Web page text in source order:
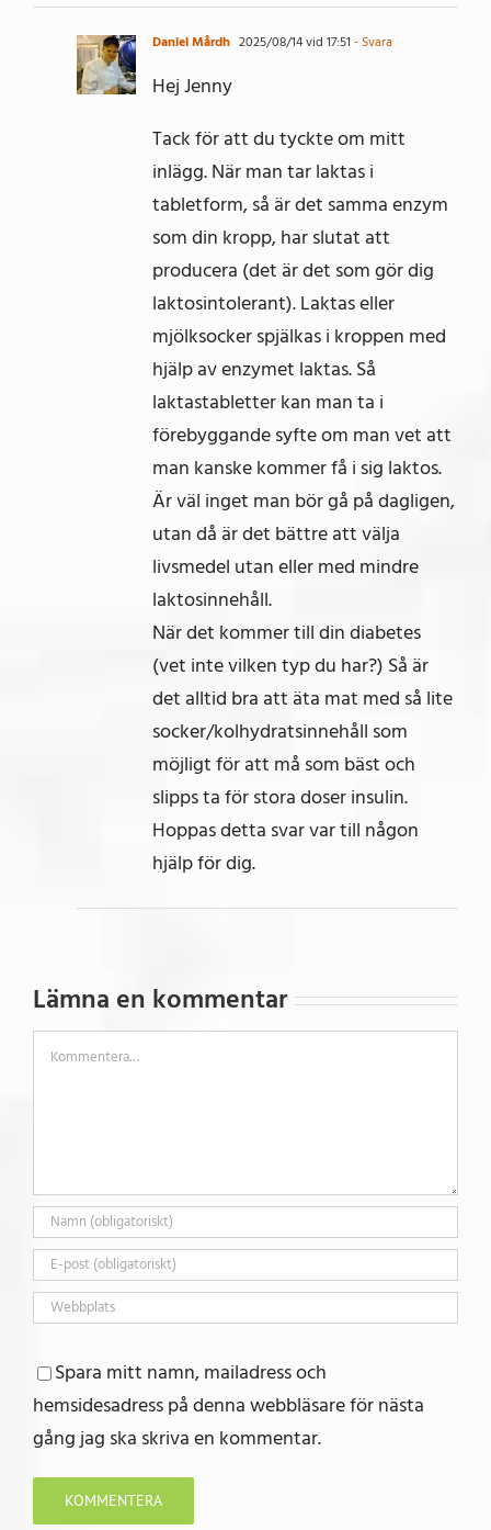
Daniel Mårdh 2025/08/14 vid 17:51 - Svara
Hej Jenny
Tack för att du tyckte om mitt
inlägg. När man tar laktas i
tabletform, så är det samma enzym
som din kropp, har slutat att
producera (det är det som gör dig
laktosintolerant). Laktas eller
mjölksocker spjälkas i kroppen med
hjälp av enzymet laktas. Så
laktastabletter kan man ta i
förebyggande syfte om man vet att
man kanske kommer få i sig laktos.
Är väl inget man bör gå på dagligen,
utan då är det bättre att välja
livsmedel utan eller med mindre
laktosinnehåll.
När det kommer till din diabetes
(vet inte vilken typ du har?) Så är
det alltid bra att äta mat med så lite
socker/kolhydratsinnehåll som
möjligt för att må som bäst och
slipps ta för stora doser insulin.
Hoppas detta svar var till någon
hjälp för dig.
Lämna en kommentar
Kommentar
Spara mitt namn, mailadress och
hemsidesadress på denna webbläsare för nästa
gång jag ska skriva en kommentar.